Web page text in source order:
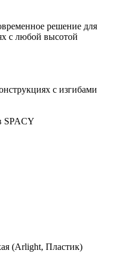
решение для
с любой высотой
с изгибами
SPACY
(Arlight, Пластик)